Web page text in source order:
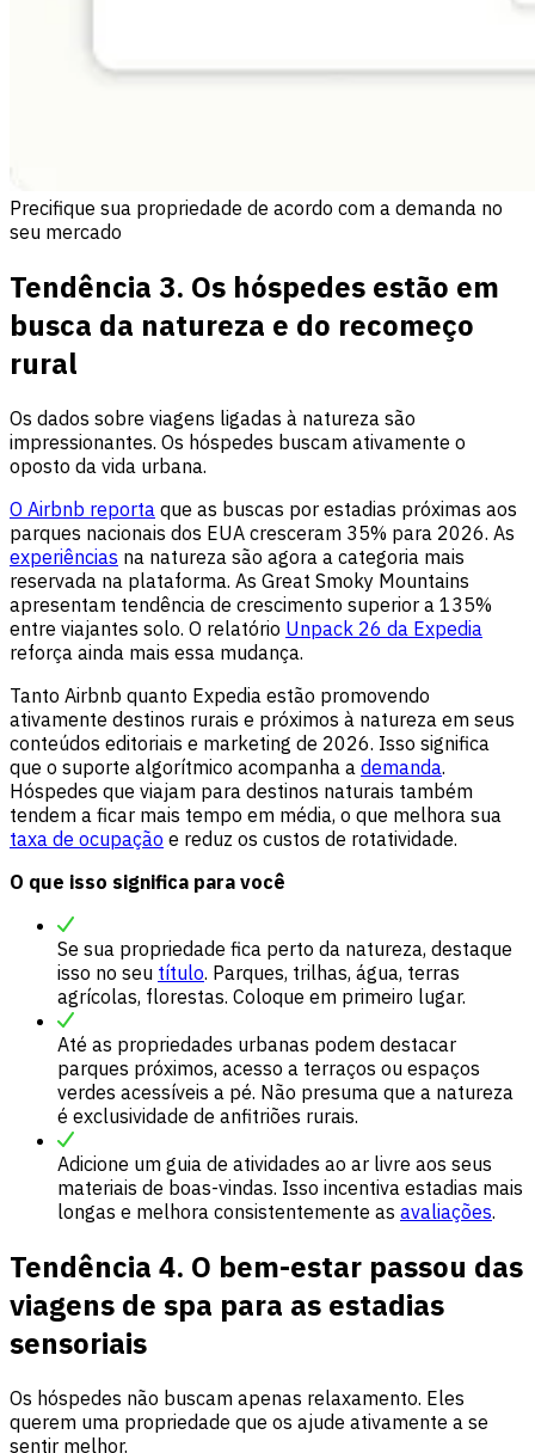
Precifique sua propriedade de acordo com a demanda no
seu mercado
Tendência 3. Os hóspedes estão em
busca da natureza e do recomeço
rural
Os dados sobre viagens ligadas à natureza são
impressionantes. Os hóspedes buscam ativamente o
oposto da vida urbana.
O Airbnb reporta que as buscas por estadias próximas aos
parques nacionais dos EUA cresceram 35% para 2026. As
experiências na natureza são agora a categoria mais
reservada na plataforma. As Great Smoky Mountains
apresentam tendência de crescimento superior a 135%
entre viajantes solo. O relatório Unpack 26 da Expedia
reforça ainda mais essa mudança.
Tanto Airbnb quanto Expedia estão promovendo
ativamente destinos rurais e próximos à natureza em seus
conteúdos editoriais e marketing de 2026. Isso significa
que o suporte algorítmico acompanha a demanda.
Hóspedes que viajam para destinos naturais também
tendem a ficar mais tempo em média, o que melhora sua
taxa de ocupação e reduz os custos de rotatividade.
O que isso significa para você
Se sua propriedade fica perto da natureza, destaque
isso no seu título. Parques, trilhas, água, terras
agrícolas, florestas. Coloque em primeiro lugar.
Até as propriedades urbanas podem destacar
parques próximos, acesso a terraços ou espaços
verdes acessíveis a pé. Não presuma que a natureza
é exclusividade de anfitriões rurais.
Adicione um guia de atividades ao ar livre aos seus
materiais de boas-vindas. Isso incentiva estadias mais
longas e melhora consistentemente as avaliações.
Tendência 4. O bem-estar passou das
viagens de spa para as estadias
sensoriais
Os hóspedes não buscam apenas relaxamento. Eles
querem uma propriedade que os ajude ativamente a se
sentir melhor.